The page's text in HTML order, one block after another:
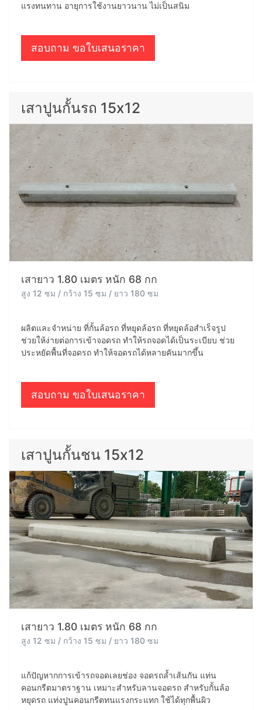
แรงทนทาน อายุการใช้งานยาวนาน ไม่เป็นสนิม
สอบถาม ขอใบเสนอราคา
เสาปูนกั้นรถ 15x12
เสายาว 1.80 เมตร หนัก 68 กก
สูง 12 ซม / กว้าง 15 ซม / ยาว 180 ซม
ผลิตและจำหน่าย ที่กั้นล้อรถ ที่หยุดล้อรถ ที่หยุดล้อสำเร็จรูป
ช่วยให้ง่ายต่อการเข้าจอดรถ ทำให้รถจอดได้เป็นระเบียบ ช่วย
ประหยัดพื้นที่จอดรถ ทำให้จอดรถได้หลายคันมากขึ้น
สอบถาม ขอใบเสนอราคา
เสาปูนกั้นชน 15x12
เสายาว 1.80 เมตร หนัก 68 กก
สูง 12 ซม / กว้าง 15 ซม / ยาว 180 ซม
แก้ปัญหากการเข้ารถจอดเลยช่อง จอดรถล้ำเส้นกัน แท่น
คอนกรีตมาตราฐาน เหมาะสำหรับลานจอดรถ สำหรับกั้นล้อ
หยุดรถ แท่งปูนคอนกรีตทนแรงกระแทก ใช้ได้ทุกพื้นผิว